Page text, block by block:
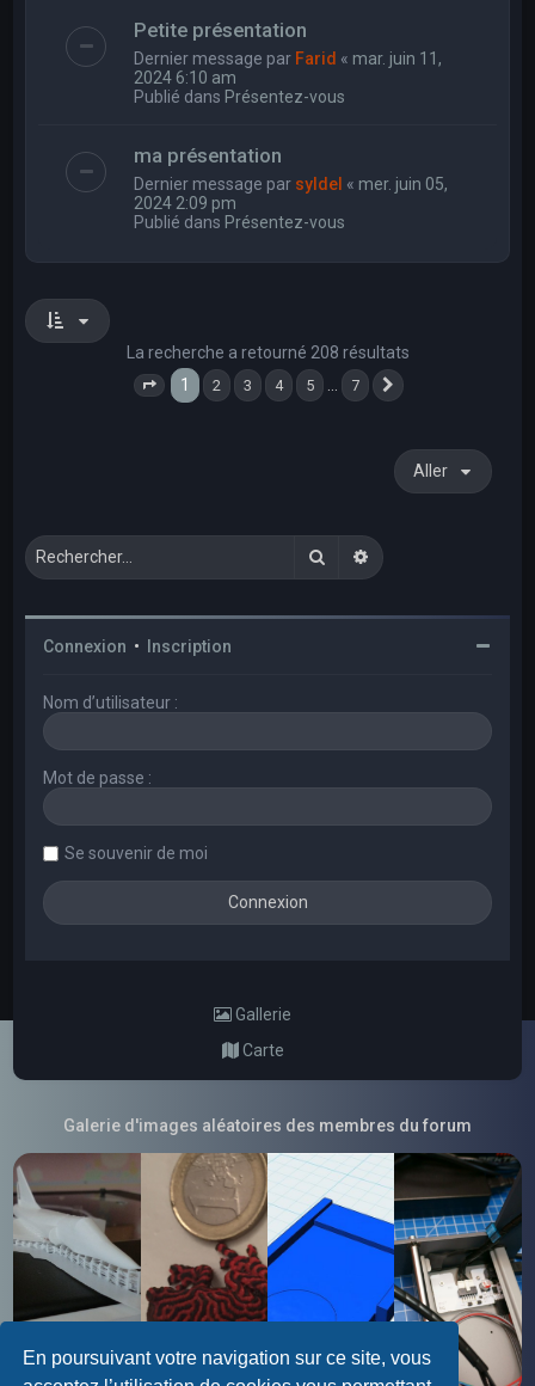
En poursuivant votre navigation sur ce site, vous
Petite présentation
Dernier message par Farid « mar. juin 11,
2024 6:10 am
Publié dans Présentez-vous
ma présentation
Dernier message par syldel « mer. juin 05,
2024 2:09 pm
Publié dans Présentez-vous
La recherche a retourné 208 résultats
Page 1 sur
1 2 3 4 5 7
Aller
RechercherRecherche avancée
Connexion • Inscription
Nom d’utilisateur :
Mot de passe :
Se souvenir de moi
Gallerie
Carte
Galerie d'images aléatoires des membres du forum